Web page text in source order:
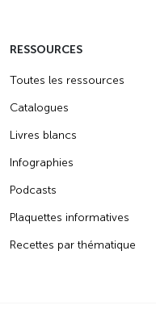
RESSOURCES
Toutes les ressources
Catalogues
Livres blancs
Infographies
Podcasts
Plaquettes informatives
Recettes par thématique